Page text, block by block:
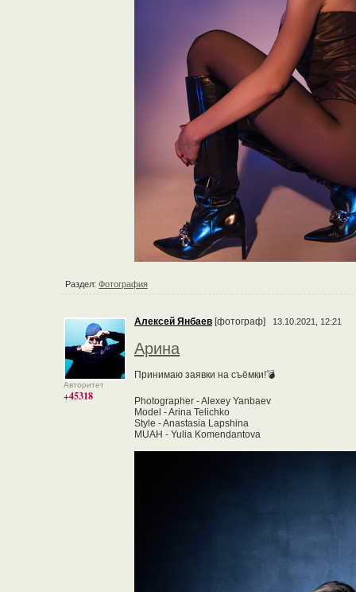
Раздел: Фотография
Авторитет
+45318
Алексей Янбаев [фотограф] 13.10.2021, 12:21
Арина
Принимаю заявки на съёмки!💣
Photographer - Alexey Yanbaev
Model - Arina Telichko
Style - Anastasia Lapshina
MUAH - Yulia Komendantova